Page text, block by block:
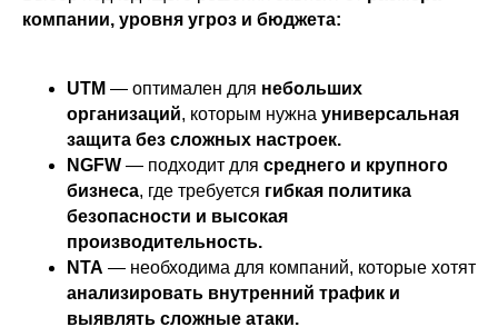
компании, уровня угроз и бюджета:
UTM — оптимален для небольших
организаций, которым нужна универсальная
защита без сложных настроек.
NGFW — подходит для среднего и крупного
бизнеса, где требуется гибкая политика
безопасности и высокая
производительность.
NTA — необходима для компаний, которые хотят
анализировать внутренний трафик и
выявлять сложные атаки.
ИНН 6670208848
ООО «Айдеко»